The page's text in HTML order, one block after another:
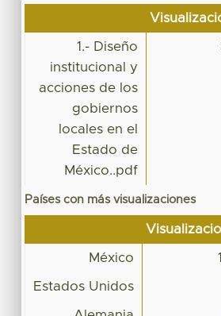
1.- Diseño
institucional y
acciones de los
gobiernos
locales en el
Estado de
México..pdf
Países con más visualizaciones
México
Estados Unidos